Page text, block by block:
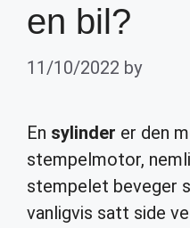
en bil?
11/10/2022 by
En sylinder er den
stempelmotor,
stempelet beveger
vanligvis satt side